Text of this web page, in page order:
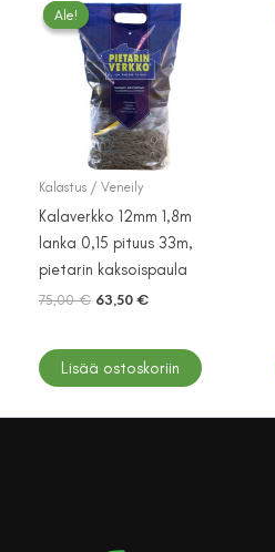
Ale!
Ale!
Kalastus / Veneily
Kalaverkko 12mm 1,8m
lanka 0,15 pituus 33m,
pietarin kaksoispaula
75,00€ Alkuperäinen
63,50 €Nykyinen
63,50 €.
Lisää ostoskoriin